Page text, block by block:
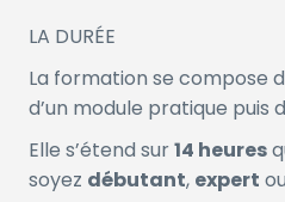
LA DURÉE
La formation se compose
d’un module pratique puis
Elle s’étend sur14 heures
soyez débutant, expert